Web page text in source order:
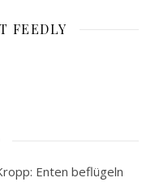
FEEDLY
Enten beflügeln